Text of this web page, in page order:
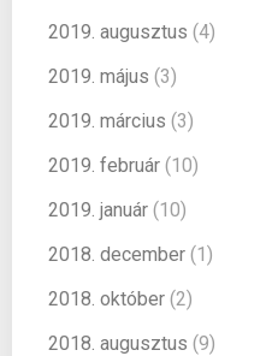
2019. augusztus (4)
2019. május (3)
2019. március (3)
2019. február (10)
2019. január (10)
2018. december (1)
2018. október (2)
2018. augusztus (9)